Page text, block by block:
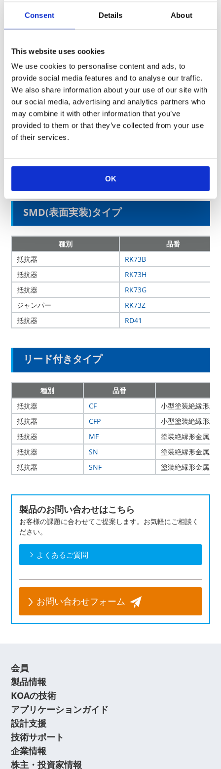
Consent Details About
This website uses cookies
We use cookies to personalise content and ads, to
provide social media features and to analyse our traffic.
We also share information about your use of our site with
our social media, advertising and analytics partners who
may combine it with other information that you’ve
provided to them or that they’ve collected from your use
of their services.
OK
フィルター回路
コンデンサと組み合わせて信号の特定の周波数成分を通しま
す。また、オペアンプを用いたアクティブフィルターにも使用
されます
SMD(表面実装)タイプ
種別
品番
抵抗器
RK73B
抵抗器
RK73H
抵抗器
RK73G
ジャンパー
RK73Z
抵抗器
RD41
リード付きタイプ
種別
品番
抵抗器
CF
小型塗装絶縁形炭
抵抗器
CFP
小型塗装絶縁形炭
抵抗器
MF
塗装絶縁形金属皮
抵抗器
SN
塗装絶縁形金属皮
抵抗器
SNF 塗装絶縁形金属皮
製品のお問い合わせはこちら
お客様の課題に合わせてご提案します。お気軽にご相談く
ださい。
よくあるご質問
お問い合わせフォーム
会員
製品情報
KOAの技術
アプリケーションガイド
設計支援
技術サポート
企業情報
株主・投資家情報